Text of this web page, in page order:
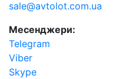
sale@avtolot.com.ua
Месенджери:
Telegram
Viber
Skype